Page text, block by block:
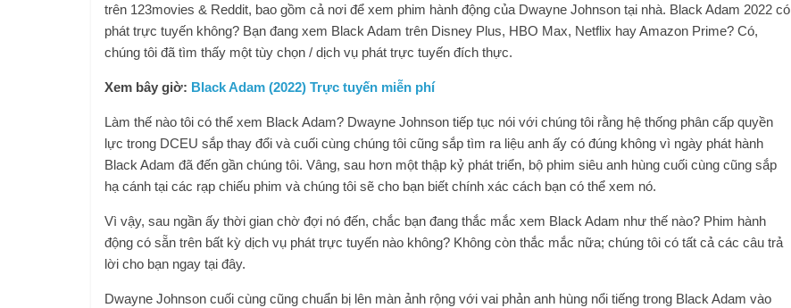
trên 123movies & Reddit, bao gồm cả nơi để xem phim hành động của Dwayne Johnson tại nhà. Black Adam 2022 có
phát trực tuyến không? Bạn đang xem Black Adam trên Disney Plus, HBO Max, Netflix hay Amazon Prime? Có,
chúng tôi đã tìm thấy một tùy chọn / dịch vụ phát trực tuyến đích thực.
Xem bây giờ: Black Adam (2022) Trực tuyến miễn phí
Làm thế nào tôi có thể xem Black Adam? Dwayne Johnson tiếp tục nói với chúng tôi rằng hệ thống phân cấp quyền
lực trong DCEU sắp thay đổi và cuối cùng chúng tôi cũng sắp tìm ra liệu anh ấy có đúng không vì ngày phát hành
Black Adam đã đến gần chúng tôi. Vâng, sau hơn một thập kỷ phát triển, bộ phim siêu anh hùng cuối cùng cũng sắp
hạ cánh tại các rạp chiếu phim và chúng tôi sẽ cho bạn biết chính xác cách bạn có thể xem nó.
Vì vậy, sau ngần ấy thời gian chờ đợi nó đến, chắc bạn đang thắc mắc xem Black Adam như thế nào? Phim hành
động có sẵn trên bất kỳ dịch vụ phát trực tuyến nào không? Không còn thắc mắc nữa; chúng tôi có tất cả các câu trả
lời cho bạn ngay tại đây.
Dwayne Johnson cuối cùng cũng chuẩn bị lên màn ảnh rộng với vai phản anh hùng nổi tiếng trong Black Adam vào